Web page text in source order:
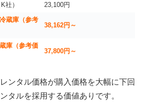
社）
23,100円
蔵庫（参考
38,162円～
庫（参考価
37,800円～
ンタル価格が購入価格を大幅に下回
タルを採用する価値ありです。